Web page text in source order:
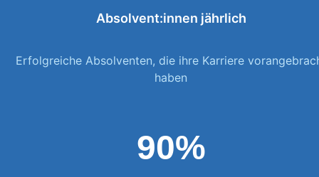
Absolvent:innen jährlich
Erfolgreiche Absolventen, die ihre Karriere
haben
90%